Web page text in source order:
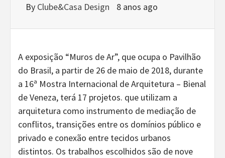
By Clube&Casa Design 8 anos ago
A exposição “Muros de Ar”, que ocupa o Pavilhão
do Brasil, a partir de 26 de maio de 2018, durante
a 16ª Mostra Internacional de Arquitetura – Bienal
de Veneza, terá 17 projetos. que utilizam a
arquitetura como instrumento de mediação de
conflitos, transições entre os domínios público e
privado e conexão entre tecidos urbanos
distintos. Os trabalhos escolhidos são de nove